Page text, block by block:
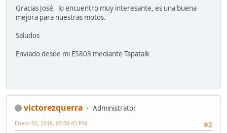
Gracias José, lo encuentro muy interesante, es una buena
mejora para nuestras motos.
Saludos
Enviado desde mi E5803 mediante Tapatalk
victorezquerra
Administrator
#2
Enero 03, 2018, 05:04:43 PM